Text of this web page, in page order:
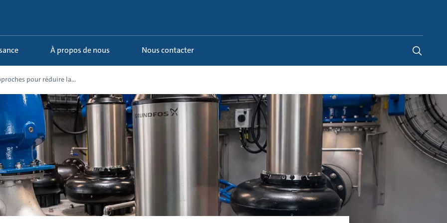
À propos de nous Nous contacter
pour réduire la...